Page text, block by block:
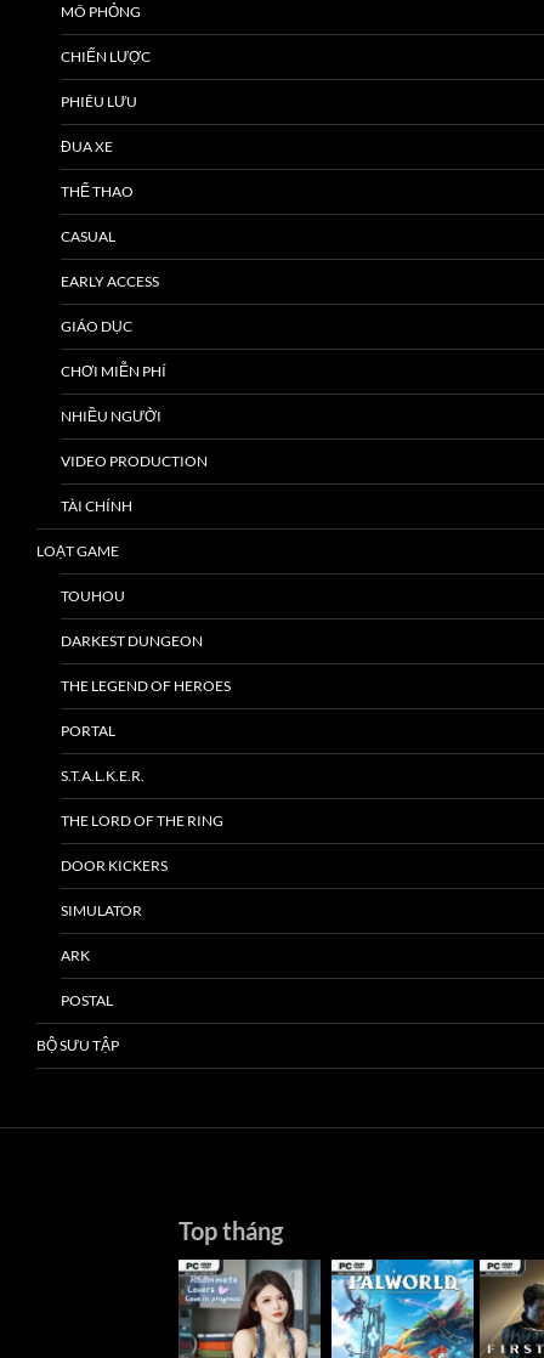
MÔ PHỎNG
CHIẾN LƯỢC
PHIÊU LƯU
ĐUA XE
THỂ THAO
CASUAL
EARLY ACCESS
GIÁO DỤC
CHƠI MIỄN PHÍ
NHIỀU NGƯỜI
VIDEO PRODUCTION
TÀI CHÍNH
LOẠT GAME
TOUHOU
DARKEST DUNGEON
THE LEGEND OF HEROES
PORTAL
S.T.A.L.K.E.R.
THE LORD OF THE RING
DOOR KICKERS
SIMULATOR
ARK
POSTAL
BỘ SƯU TẬP
Top tháng